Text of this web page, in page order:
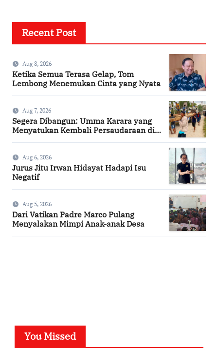
Recent Post
Aug 8, 2026
Ketika Semua Terasa Gelap, Tom
Lembong Menemukan Cinta yang Nyata
Aug 7, 2026
Segera Dibangun: Umma Karara yang
Menyatukan Kembali Persaudaraan di
Aug 6, 2026
Jurus Jitu Irwan Hidayat Hadapi Isu
Negatif
Aug 5, 2026
Dari Vatikan Padre Marco Pulang
Menyalakan Mimpi Anak-anak Desa
You Missed